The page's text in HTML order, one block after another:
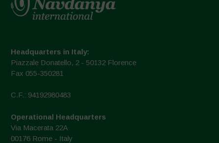
Headquarters in Italy:
Piazzale Donatello, 2 - 50132 Florence
Fax 055-350281
C.F.: 94192980483
Operational Headquarters
Via Macerata 22A
00176 Rome - Italy